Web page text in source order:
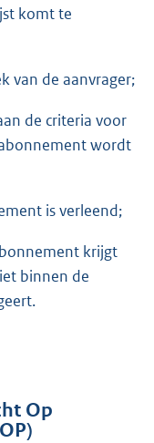
komt te
van de aanvrager;
de criteria voor
wordt
is verleend;
krijgt
binnen de
Op